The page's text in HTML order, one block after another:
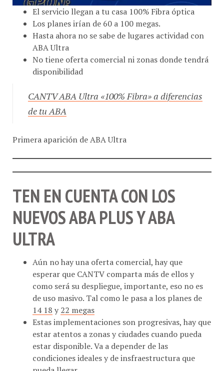
El servicio llegan a tu casa 100% Fibra óptica
Los planes irían de 60 a 100 megas.
Hasta ahora no se sabe de lugares actividad con
ABA Ultra
No tiene oferta comercial ni zonas donde tendrá
disponibilidad
CANTV ABA Ultra «100% Fibra» a diferencias
de tu ABA
Primera aparición de ABA Ultra
TEN EN CUENTA CON LOS
NUEVOS ABA PLUS Y ABA
ULTRA
Aún no hay una oferta comercial, hay que
esperar que CANTV comparta más de ellos y
como será su despliegue, importante, eso no es
de uso masivo. Tal como le pasa a los planes de
14 18
22 megas
Estas implementaciones son progresivas, hay que
estar atentos a zonas y ciudades cuando pueda
estar disponible. Va a depender de las
condiciones ideales y de insfraestructura que
pueda llegar